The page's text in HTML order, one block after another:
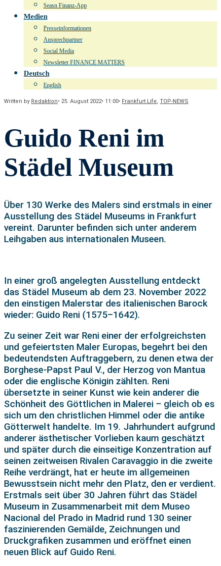
Seasn Finanz-App
Medien
Presseinformationen
Ansprechpartner
Social Media
Newsletter FINANCE MATTERS
Deutsch
English
Written by Redaktion• 25. August 2022• 11:00• Frankfurt Life, TOP-NEWS
Guido Reni im
Städel Museum
Über 130 Werke des Malers sind erstmals in einer
Ausstellung des Städel Museums in Frankfurt
vereint. Darunter befinden sich unter anderem
Leihgaben aus internationalen Museen.
In einer groß angelegten Ausstellung entdeckt
das Städel Museum ab dem 23. November 2022
den einstigen Malerstar des italienischen Barock
wieder: Guido Reni (1575–1642).
Zu seiner Zeit war Reni einer der erfolgreichsten
und gefeiertsten Maler Europas, begehrt bei den
bedeutendsten Auftraggebern, zu denen etwa der
Borghese-Papst Paul V., der Herzog von Mantua
oder die englische Königin zählten. Reni
übersetzte in seiner Kunst wie kein anderer die
Schönheit des Göttlichen in Malerei – gleich ob es
sich um den christlichen Himmel oder die antike
Götterwelt handelte. Im 19. Jahrhundert aufgrund
anderer ästhetischer Vorlieben kaum geschätzt
und später durch die einseitige Konzentration auf
seinen zeitweisen Rivalen Caravaggio in die zweite
Reihe verdrängt, hat er heute im allgemeinen
Bewusstsein nicht mehr den Platz, den er verdient.
Erstmals seit über 30 Jahren führt das Städel
Museum in Zusammenarbeit mit dem Museo
Nacional del Prado in Madrid rund 130 seiner
faszinierenden Gemälde, Zeichnungen und
Druckgrafiken zusammen und eröffnet einen
neuen Blick auf Guido Reni.